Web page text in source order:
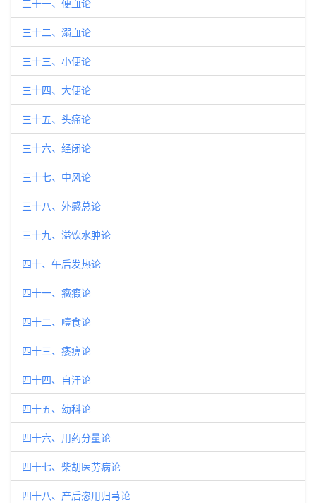
三十一、便血论
三十二、溺血论
三十三、小便论
三十四、大便论
三十五、头痛论
三十六、经闭论
三十七、中风论
三十八、外感总论
三十九、溢饮水肿论
四十、午后发热论
四十一、癥瘕论
四十二、噎食论
四十三、痿痹论
四十四、自汗论
四十五、幼科论
四十六、用药分量论
四十七、柴胡医劳病论
四十八、产后恣用归芎论